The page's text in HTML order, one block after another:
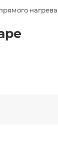
нагрева